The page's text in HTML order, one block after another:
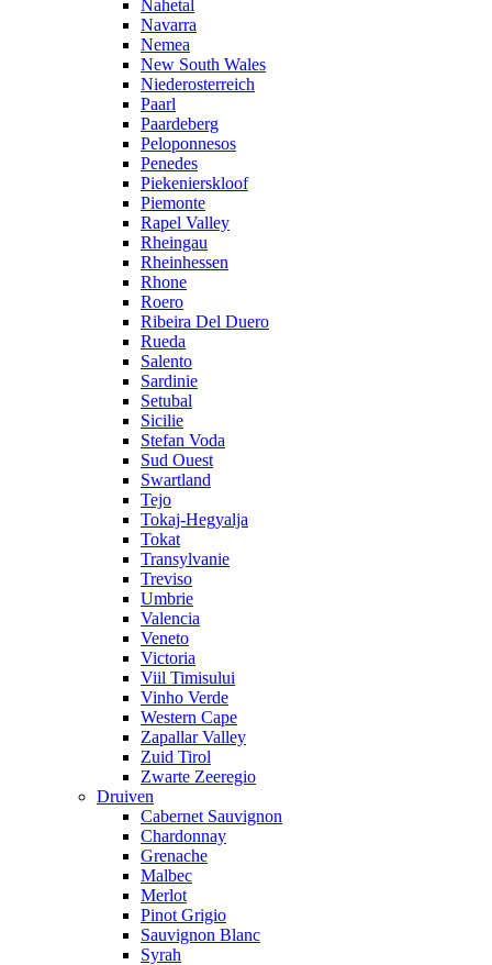
Nahetal
Navarra
Nemea
New South Wales
Niederosterreich
Paarl
Paardeberg
Peloponnesos
Penedes
Piekenierskloof
Piemonte
Rapel Valley
Rheingau
Rheinhessen
Rhone
Roero
Ribeira Del Duero
Rueda
Salento
Sardinie
Setubal
Sicilie
Stefan Voda
Sud Ouest
Swartland
Tejo
Tokaj-Hegyalja
Tokat
Transylvanie
Treviso
Umbrie
Valencia
Veneto
Victoria
Viil Timisului
Vinho Verde
Western Cape
Zapallar Valley
Zuid Tirol
Zwarte Zeeregio
Druiven
Cabernet Sauvignon
Chardonnay
Grenache
Malbec
Merlot
Pinot Grigio
Sauvignon Blanc
Syrah